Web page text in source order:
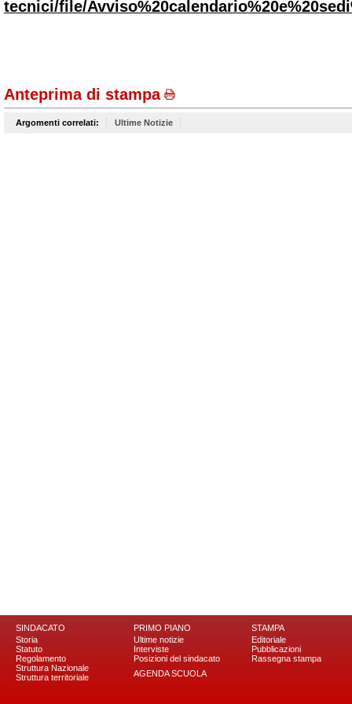
tecnici/file/
Anteprima di stampa
Argomenti correlati: Ultime Notizie
SINDACATO
Storia
Statuto
Regolamento
Struttura Nazionale
Struttura territoriale
PRIMO PIANO
Ultime notizie
Interviste
Posizioni del sindacato
AGENDA SCUOLA
STAMPA
Editoriale
Pubblicazioni
Rassegna stampa